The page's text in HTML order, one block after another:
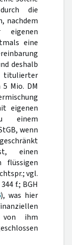
die
nachdem
eigenen
eine
deshalb
Mio. DM
eigenen
einem
wenn
einen
flüssigen
vgl.
f.; BGH
), was hier
ihm